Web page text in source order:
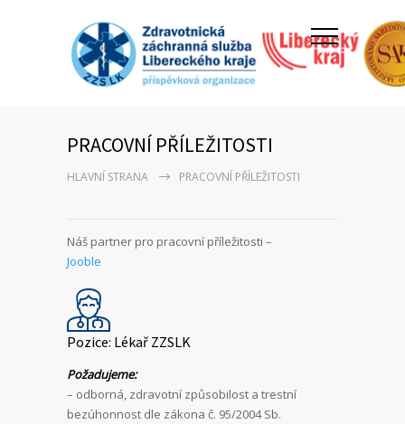
PRACOVNÍ PŘÍLEŽITOSTI
HLAVNÍ STRANA PRACOVNÍ PŘÍLEŽITOSTI
Náš partner pro pracovní příležitosti –
Jooble
Pozice: Lékař ZZSLK
Požadujeme:
– odborná, zdravotní způsobilost a trestní
bezúhonnost dle zákona č. 95/2004 Sb.